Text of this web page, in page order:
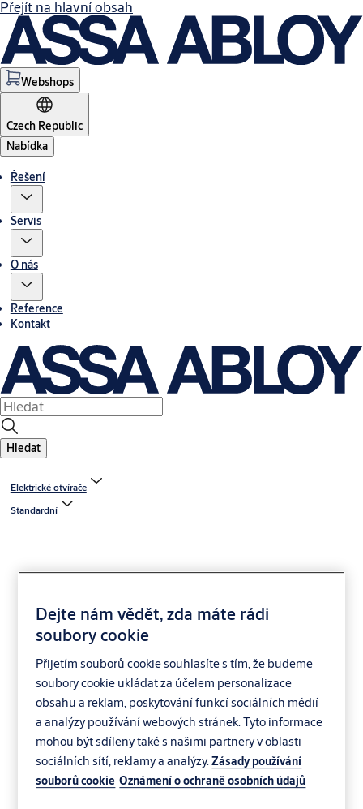
Přejít na hlavní obsah
Webshops
Czech Republic
Nabídka
Řešení
Servis
O nás
Reference
Kontakt
Hledat
Elektrické otvírače
Standardní
FAB Profi, reverzní
Dejte nám vědět, zda máte rádi
soubory cookie
Přijetím souborů cookie souhlasíte s tím, že budeme
soubory cookie ukládat za účelem personalizace
obsahu a reklam, poskytování funkcí sociálních médií
a analýzy používání webových stránek. Tyto informace
mohou být sdíleny také s našimi partnery v oblasti
sociálních sítí, reklamy a analýzy.Zásady používání
souborů cookie Oznámení o ochraně osobních údajů